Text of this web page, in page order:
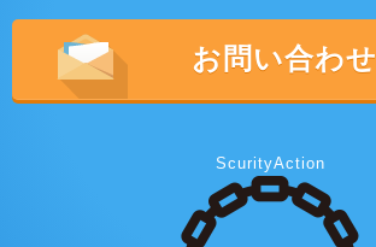
お問い合わせ
ScurityAction